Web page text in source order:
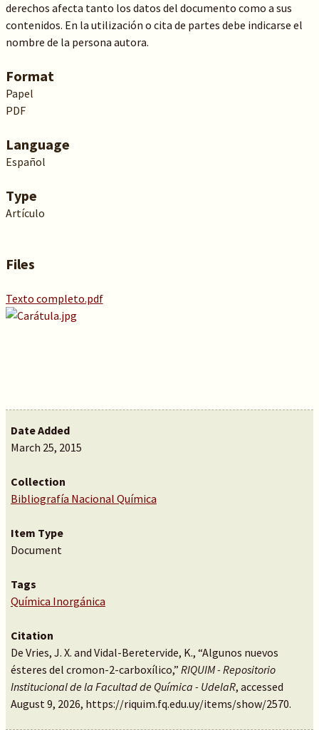
derechos afecta tanto los datos del documento como a sus
contenidos. En la utilización o cita de partes debe indicarse el
nombre de la persona autora.
Format
Papel
PDF
Language
Español
Type
Artículo
Files
Texto completo.pdf
Date Added
March 25, 2015
Collection
Bibliografía Nacional Química
Item Type
Document
Tags
Química Inorgánica
Citation
De Vries, J. X. and Vidal-Beretervide, K., “Algunos nuevos
ésteres del cromon-2-carboxílico,” RIQUIM - Repositorio
Institucional de la Facultad de Química - UdelaR, accessed
August 9, 2026, https://riquim.fq.edu.uy/items/show/2570.